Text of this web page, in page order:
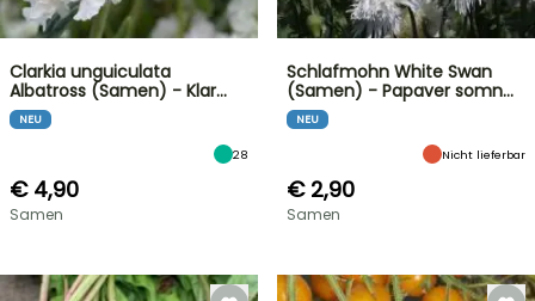
Clarkia unguiculata
Albatross (Samen) - Klar…
NEU
28
€ 4,90
Samen
Schlafmohn White Swan
(Samen) - Papaver somn…
NEU
Nicht lieferbar
€ 2,90
Samen